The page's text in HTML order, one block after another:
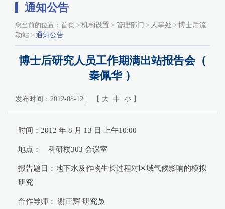
通知公告
您当前的位置： 首页 > 机构设置 > 管理部门 > 人事处 > 博士后流
动站 > 通知公告
博士后研究人员工作期满出站报告会（
秦佩华 ）
发布时间：2012-08-12 | 【 大 中 小 】
时间：2012 年 8 月 13 日 上午10:00
地点： 科研楼303 会议室
报告题目：地下水及作物生长过程对区域气候影响的模拟
研究
合作导师： 谢正辉 研究员